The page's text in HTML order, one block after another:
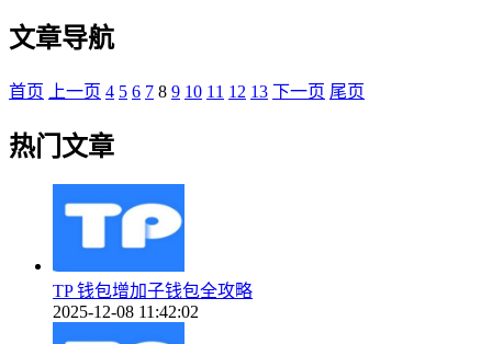
文章导航
首页 上一页 4 5 6 7 8 9 10 11 12 13 下一页 尾页
热门文章
TP 钱包增加子钱包全攻略
2025-12-08 11:42:02